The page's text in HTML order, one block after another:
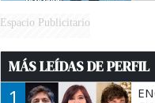
Espacio Publicitario
MÁS LEÍDAS DE PERFIL
1